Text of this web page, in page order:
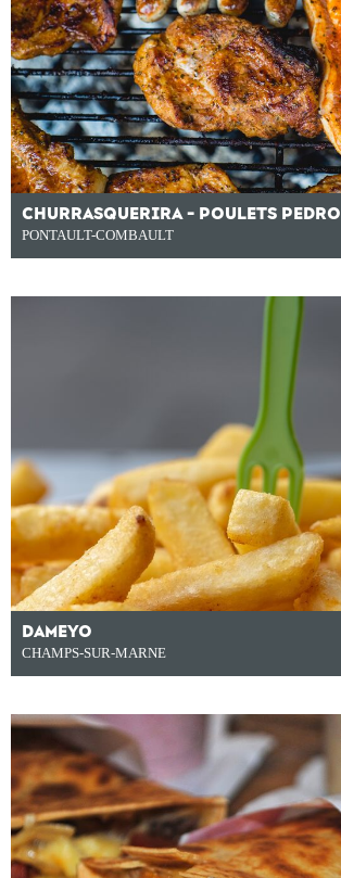
CHURRASQUERIRA - POULETS PEDRO
PONTAULT-COMBAULT
DAMEYO
CHAMPS-SUR-MARNE